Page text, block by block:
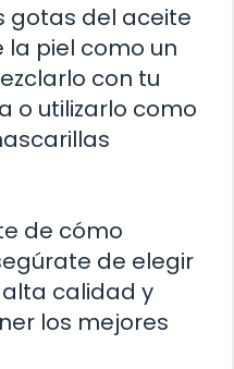
gotas del aceite
piel como un
con tu
o utilizarlo como
de cómo
de elegir
calidad y
los mejores